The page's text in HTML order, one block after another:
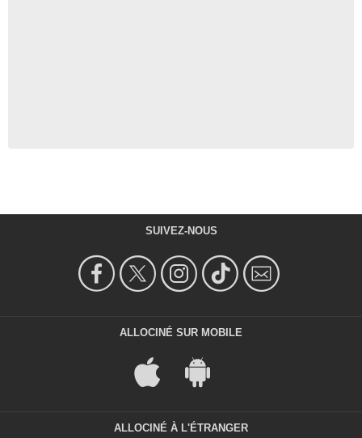
SUIVEZ-NOUS
ALLOCINÉ SUR MOBILE
ALLOCINÉ À L'ÉTRANGER